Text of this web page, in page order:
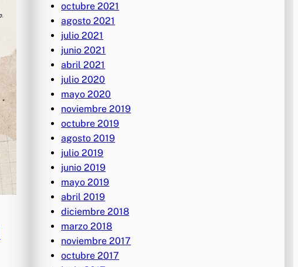
octubre 2021
agosto 2021
julio 2021
junio 2021
abril 2021
julio 2020
mayo 2020
noviembre 2019
octubre 2019
agosto 2019
julio 2019
junio 2019
mayo 2019
abril 2019
diciembre 2018
marzo 2018
noviembre 2017
octubre 2017